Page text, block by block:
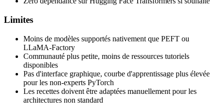
Limites
Moins de modèles supportés nativement que PEFT ou
LLaMA-Factory
Communauté plus petite, moins de ressources tutoriels
disponibles
Pas d'interface graphique, courbe d'apprentissage plus élevée
pour les non-experts PyTorch
Les recettes doivent être adaptées manuellement pour les
architectures non standard